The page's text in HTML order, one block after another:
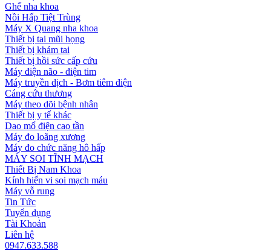
Ghế nha khoa
Nồi Hấp Tiệt Trùng
Máy X Quang nha khoa
Thiết bị tai mũi họng
Thiết bị khám tai
Thiết bị hồi sức cấp cứu
Máy điện não - điện tim
Máy truyền dịch - Bơm tiêm điện
Cáng cứu thương
Máy theo dõi bệnh nhân
Thiết bị y tế khác
Dao mổ điện cao tần
Máy đo loãng xương
Máy đo chức năng hô hấp
MÁY SOI TĨNH MẠCH
Thiết Bị Nam Khoa
Kính hiển vi soi mạch máu
Máy vỗ rung
Tin Tức
Tuyển dụng
Tài Khoản
Liên hệ
0947.633.588